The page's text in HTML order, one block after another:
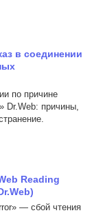
в соединении
по причине
Dr.Web: причины,
Reading
— сбой чтения